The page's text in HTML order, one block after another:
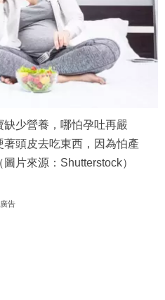
少營養，哪怕孕吐再嚴
頭皮去吃東西，因為怕產
片來源：Shutterstock）
廣告